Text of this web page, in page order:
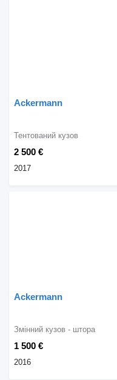
Ackermann
2 500 €
Тентований кузов
2017
Ackermann
1 500 €
Змінний кузов - штора
2016